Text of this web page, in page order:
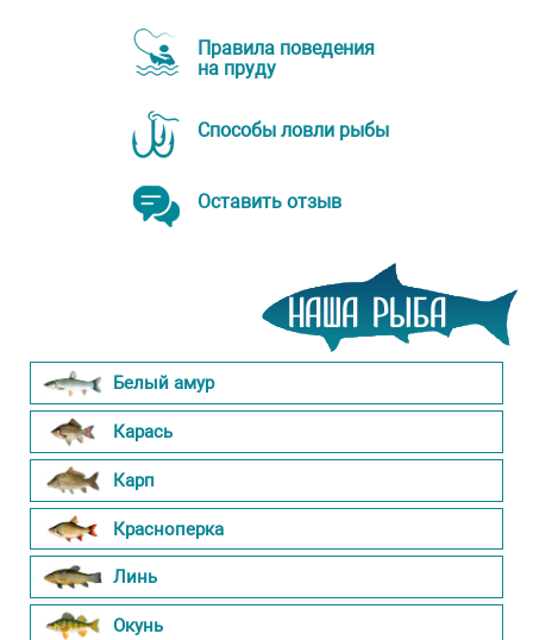
Правила поведения
на пруду
Способы ловли рыбы
Оставить отзыв
Белый амур
Карась
Карп
Красноперка
Линь
Окунь